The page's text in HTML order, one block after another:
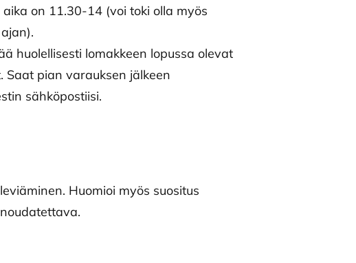
on 11.30-14 (voi toki olla myös
huolellisesti lomakkeen lopussa olevat
Saat pian varauksen jälkeen
sähköpostiisi.
Huomioi myös suositus